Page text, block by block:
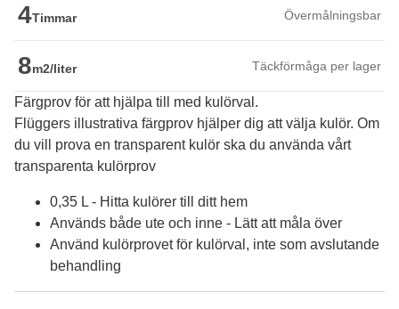
4Timmar Övermålningsbar
8m2/liter Täckförmåga per lager
Färgprov för att hjälpa till med kulörval.
Flüggers illustrativa färgprov hjälper dig att välja kulör. Om
du vill prova en transparent kulör ska du använda vårt
transparenta kulörprov
0,35 L - Hitta kulörer till ditt hem
Används både ute och inne - Lätt att måla över
Använd kulörprovet för kulörval, inte som avslutande
behandling